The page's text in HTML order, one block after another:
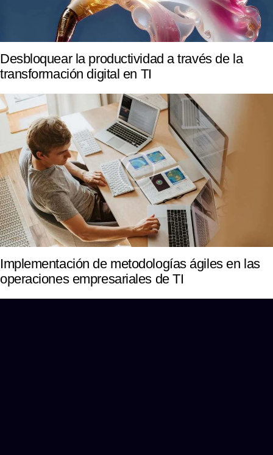
Desbloquear la productividad a través de la
transformación digital en TI
Implementación de metodologías ágiles en las
operaciones empresariales de TI